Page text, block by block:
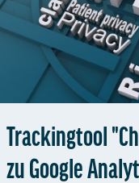
Trackingtool
zu Google